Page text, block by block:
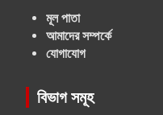
মূল পাতা
আমাদের সম্পর্কে
যোগাযোগ
বিভাগ সমূহ